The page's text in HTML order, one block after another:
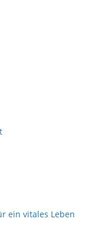
ein vitales Leben